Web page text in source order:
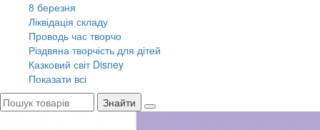
8 березня
Ліквідація складу
Проводь час творчо
Різдвяна творчість для дітей
Казковий світ Disney
Показати всі
Знайти